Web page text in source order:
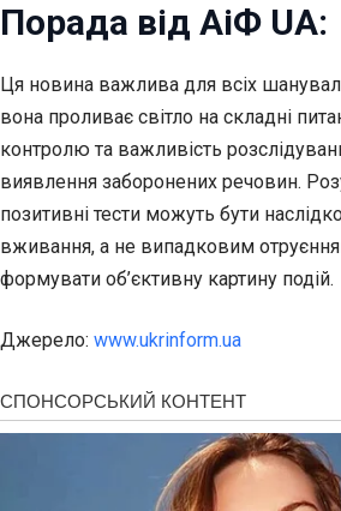
Порада від АіФ UA:
Ця новина важлива для всіх
вона проливає світло на складні
контролю та важливість
виявлення заборонених речовин.
позитивні тести можуть бути
вживання, а не випадковим
формувати об’єктивну картину подій.
Джерело: www.ukrinform.ua